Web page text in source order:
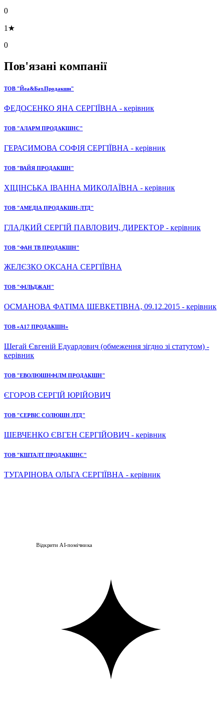
0
1★
0
Пов'язані компанії
ТОВ "Йеа&Бат.Продакшн"
ФЕДОСЕНКО ЯНА СЕРГІЇВНА - керівник
ТОВ "АЛАРМ ПРОДАКШНС"
ГЕРАСИМОВА СОФІЯ СЕРГІЇВНА - керівник
ТОВ "ВАЙЯ ПРОДАКШН"
ХІЦІНСЬКА ІВАННА МИКОЛАЇВНА - керівник
ТОВ "АМЕДІА ПРОДАКШН-ЛТД"
ГЛАДКИЙ СЕРГІЙ ПАВЛОВИЧ, ДИРЕКТОР - керівник
ТОВ "ФАН ТВ ПРОДАКШН"
ЖЕЛЄЗКО ОКСАНА СЕРГІЇВНА
ТОВ "ФІЛЬДЖАН"
ОСМАНОВА ФАТІМА ШЕВКЕТІВНА, 09.12.2015 - керівник
ТОВ «А17 ПРОДАКШН»
Шегай Євгеній Едуардович (обмеження зігдно зі статутом) -
керівник
ТОВ "ЕВОЛЮШНФІЛМ ПРОДАКШН"
ЄГОРОВ СЕРГІЙ ЮРІЙОВИЧ
ТОВ "СЕРВІС СОЛЮШН ЛТД"
ШЕВЧЕНКО ЄВГЕН СЕРГІЙОВИЧ - керівник
ТОВ "КШТАЛТ ПРОДАКШНС"
ТУГАРІНОВА ОЛЬГА СЕРГІЇВНА - керівник
Відкрити AI-помічника